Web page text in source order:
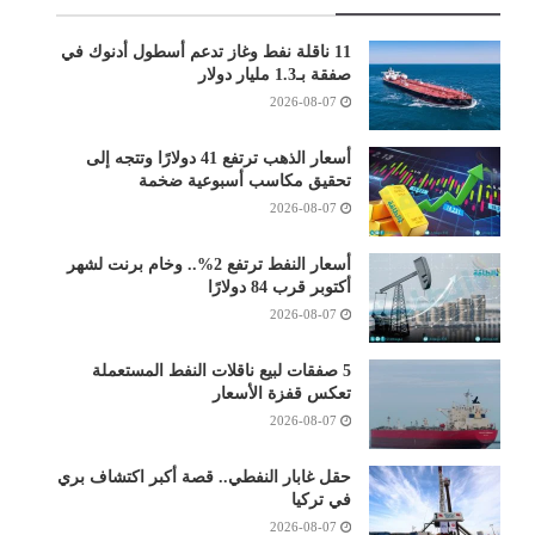
11 ناقلة نفط وغاز تدعم أسطول أدنوك في
صفقة بـ1.3 مليار دولار
2026-08-07
أسعار الذهب ترتفع 41 دولارًا وتتجه إلى
تحقيق مكاسب أسبوعية ضخمة
2026-08-07
أسعار النفط ترتفع 2%.. وخام برنت لشهر
أكتوبر قرب 84 دولارًا
2026-08-07
5 صفقات لبيع ناقلات النفط المستعملة
تعكس قفزة الأسعار
2026-08-07
حقل غابار النفطي.. قصة أكبر اكتشاف بري
في تركيا
2026-08-07